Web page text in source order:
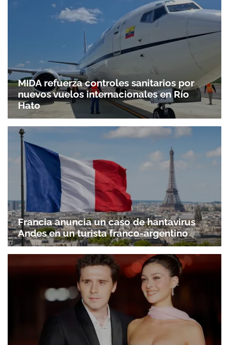
MIDA refuerza controles sanitarios por
nuevos vuelos internacionales en Río
Hato
Francia anuncia un caso de hantavirus
Andes en un turista franco-argentino